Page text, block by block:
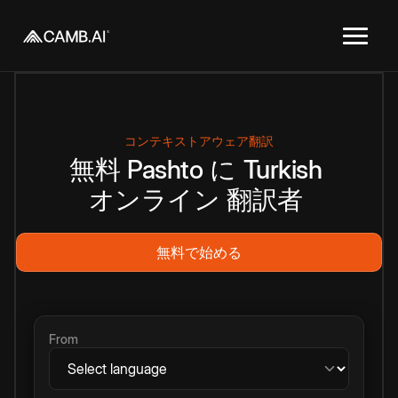
コンテキストアウェア翻訳
無料 Pashto に Turkish
オンライン 翻訳者
無料で始める
From